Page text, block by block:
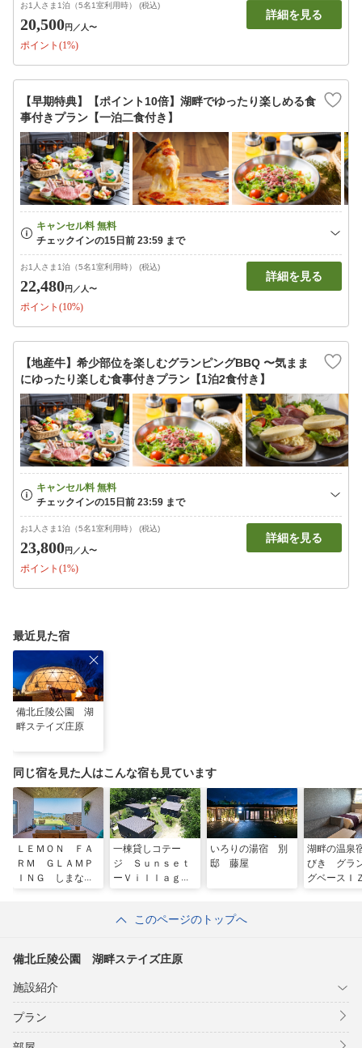
お1人さま1泊（5名1室利用時） (税込)
20,500円 ／人〜
ポイント(1%)
詳細を見る
【早期特典】【ポイント10倍】湖畔でゆったり楽しめる食
事付きプラン【一泊二食付き】
お1人さま1泊（5名1室利用時） (税込)
22,480円 ／人〜
ポイント(10%)
詳細を見る
【地産牛】希少部位を楽しむグランピングBBQ 〜気まま
にゆったり楽しむ食事付きプラン【1泊2食付き】
お1人さま1泊（5名1室利用時） (税込)
23,800円 ／人〜
ポイント(1%)
詳細を見る
最近見た宿
備北丘陵公園 湖
畔ステイズ庄原
同じ宿を見た人はこんな宿も見ています
ＬＥＭＯＮ ＦＡ
ＲＭ ＧＬＡＭＰ
ＩＮＧ しまなみ
一棟貸しコテー
ジ Ｓｕｎｓｅｔ
ーＶｉｌｌａｇ
いろりの湯宿 別
邸 藤屋
湖畔の温泉
びき グラ
グベースＩ
このページのトップへ
備北丘陵公園 湖畔ステイズ庄原
施設紹介
プラン